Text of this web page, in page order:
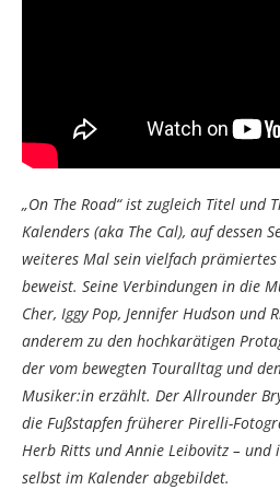
„On The Road“ ist zugleich Titel und
Kalenders (aka The Cal), auf dessen
weiteres Mal sein vielfach
beweist. Seine Verbindungen in die
Cher, Iggy Pop, Jennifer Hudson und
anderem zu den hochkarätigen
der vom bewegten Touralltag und
Musiker:in erzählt. Der Allrounder
die Fußstapfen früherer Pirelli-
Herb Ritts und Annie Leibovitz –
selbst im Kalender abgebildet.